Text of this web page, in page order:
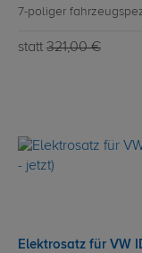
7-poliger
statt 321,00 €
Elektrosatz für VW